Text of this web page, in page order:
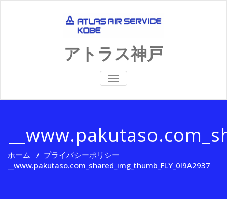
アトラス神戸
ナ
ビ
ン
を
り
替
え
ホーム / プライバシーポリシー
__www.pakutaso.com_shared_img_thumb_FLY_0I9A2937